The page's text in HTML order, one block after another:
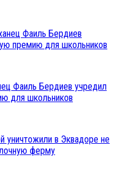
Фаиль Бердиев учредил
для школьников